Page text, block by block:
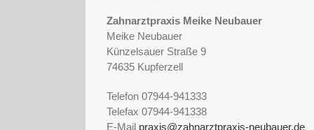
Zahnarztpraxis Meike Neubauer
Meike Neubauer
Künzelsauer Straße 9
74635 Kupferzell
Telefon 07944-941333
Telefax 07944-941338
E-Mail praxis@zahnarztpraxis-neubauer.de